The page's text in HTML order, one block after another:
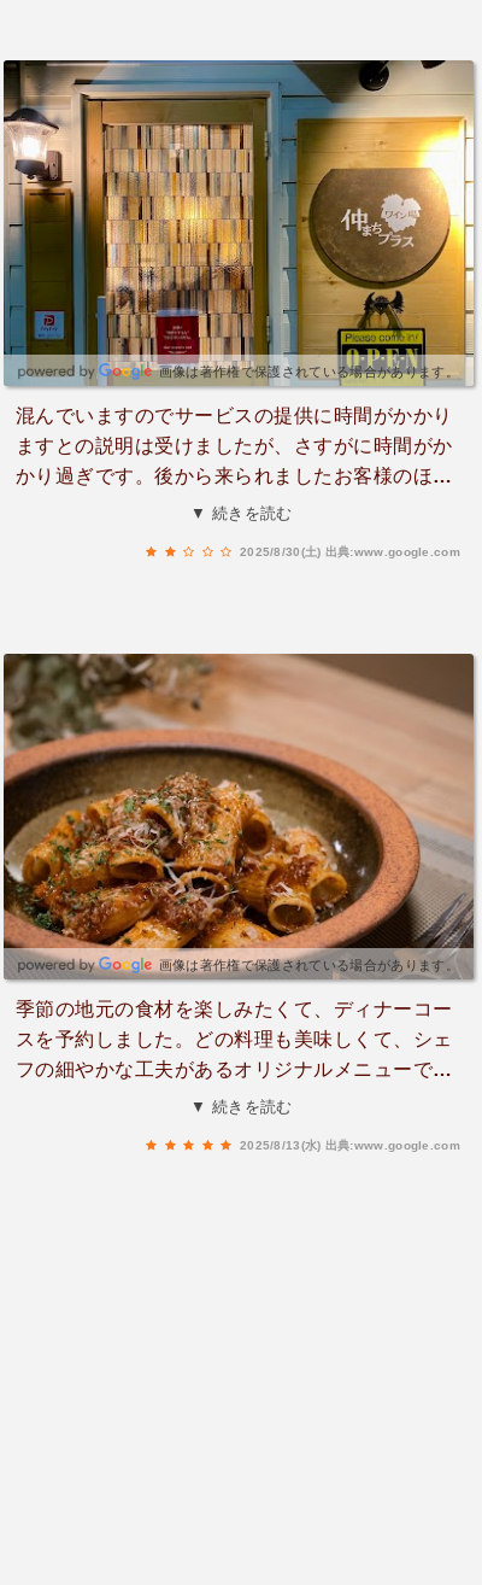
画像は著作権で保護されている場合があります。
混んでいますのでサービスの提供に時間がかかり
ますとの説明は受けましたが、さすがに時間がか
かり過ぎです。後から来られましたお客様のほう
に先に料理が提供されたのはどうかと思いまし
いと思いました。店員さんはアルバイト？メニュ
ーを覚えてないのも、どうかと思います。
▼ 続きを読む
2025/8/30(土) 出典:www.google.com
画像は著作権で保護されている場合があります。
季節の地元の食材を楽しみたくて、ディナーコー
スを予約しました。どの料理も美味しくて、シェ
フの細やかな工夫があるオリジナルメニューで、
感動しました🥺✨ワインも美味しかったです🍷
▼ 続きを読む
2025/8/13(水) 出典:www.google.com